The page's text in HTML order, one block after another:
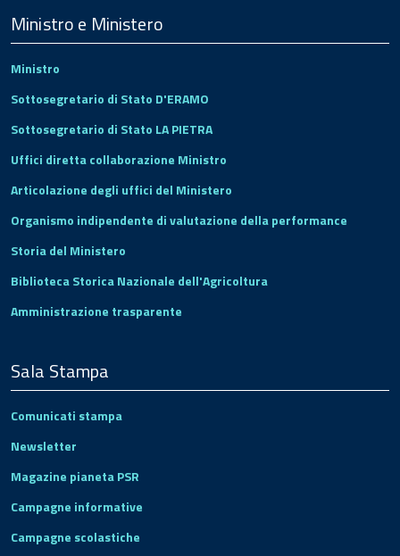
Footer
Ministro e Ministero
Ministro
Sottosegretario di Stato D'ERAMO
Sottosegretario di Stato LA PIETRA
Uffici diretta collaborazione Ministro
Articolazione degli uffici del Ministero
Organismo indipendente di valutazione della performance
Storia del Ministero
Biblioteca Storica Nazionale dell'Agricoltura
Amministrazione trasparente
Sala Stampa
Comunicati stampa
Newsletter
Magazine pianeta PSR
Campagne informative
Campagne scolastiche